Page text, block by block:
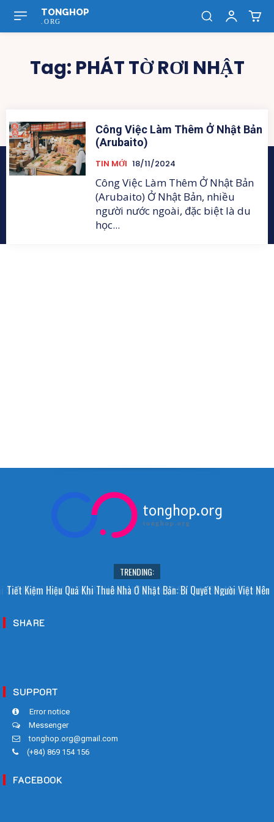
TONGHOP
.ORG
Tag: PHÁT TỜ RƠI NHẬT
Công Việc Làm Thêm Ở Nhật Bản
(Arubaito)
TIN MỚI 18/11/2024
Công Việc Làm Thêm Ở Nhật Bản
(Arubaito) Ở Nhật Bản, nhiều
người nước ngoài, đặc biệt là du
học...
tonghop.org
tonghop.org
TRENDING:
Sao Người Nhật Không Ăn Hoa Quả Tự Trồng? Sự Thật Bất Ngờ Đằng
Tiết Kiệm Hiệu Quả Khi Thuê Nhà Ở Nhật Bản: Bí Quyết Người Việt Nên
SHARE
SUPPORT
Error notice
Messenger
tonghop.org@gmail.com
(+84) 869 154 156
FACEBOOK